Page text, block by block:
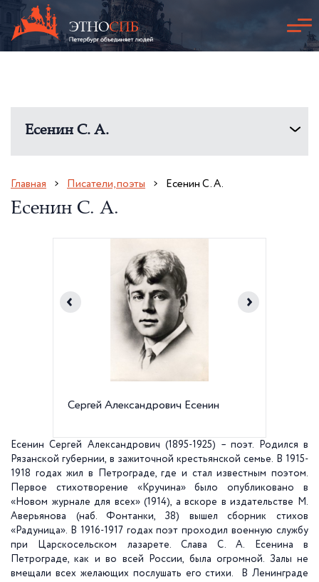
Есенин С. А.
Главная Писатели, поэты Есенин С. А.
Есенин С. А.
Сергей Александрович Есенин
Есенин Сергей Александрович (1895-1925) – поэт. Родился в
Рязанской губернии, в зажиточной крестьянской семье. В 1915-
1918 годах жил в Петрограде, где и стал известным поэтом.
Первое стихотворение «Кручина» было опубликовано в
«Новом журнале для всех» (1914), а вскоре в издательстве М.
Аверьянова (наб. Фонтанки, 38) вышел сборник стихов
«Радуница». В 1916-1917 годах поэт проходил военную службу
при Царскосельском лазарете. Слава С. А. Есенина в
Петрограде, как и во всей России, была огромной. Залы не
вмещали всех желающих послушать его стихи. В Ленинграде